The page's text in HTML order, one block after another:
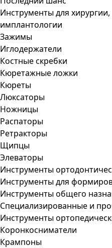
Инструменты для
имплантологии
Зажимы
Иглодержатели
Костные скребки
Кюретажные ложки
Кюреты
Люксаторы
Ножницы
Распаторы
Ретракторы
Щипцы
Элеваторы
Инструменты
Инструменты для
Инструменты общего
Специализированные и
Инструменты
Коронкосниматели
Крампоны